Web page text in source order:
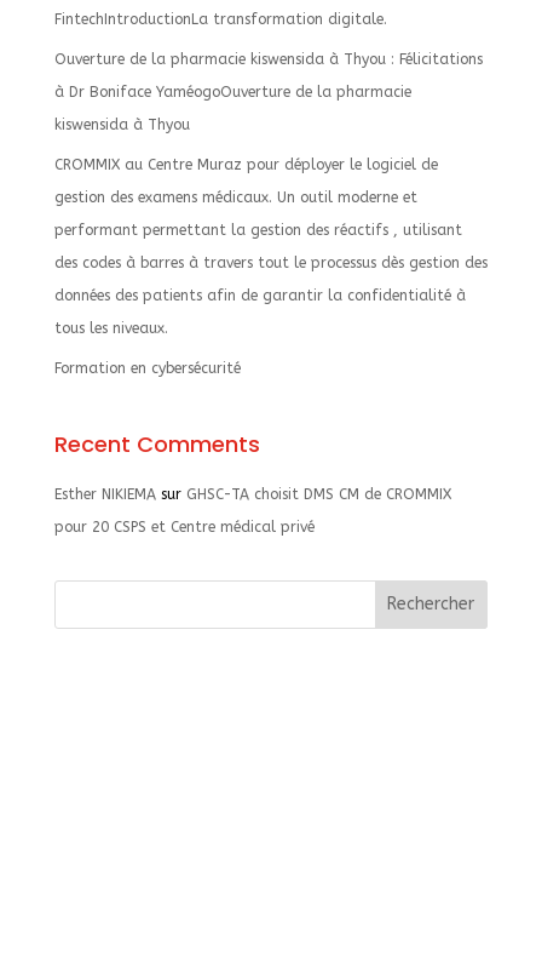
FintechIntroductionLa transformation digitale.
Ouverture de la pharmacie kiswensida à Thyou : Félicitations
à Dr Boniface YaméogoOuverture de la pharmacie
kiswensida à Thyou
CROMMIX au Centre Muraz pour déployer le logiciel de
gestion des examens médicaux. Un outil moderne et
performant permettant la gestion des réactifs , utilisant
des codes à barres à travers tout le processus dès gestion des
données des patients afin de garantir la confidentialité à
tous les niveaux.
Formation en cybersécurité
Recent Comments
Esther NIKIEMAsur GHSC-TA choisit DMS CM de CROMMIX
pour 20 CSPS et Centre médical privé
Rechercher